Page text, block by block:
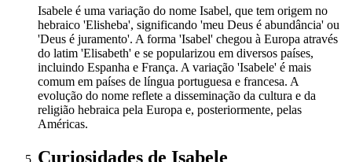
Isabele é uma variação do nome Isabel, que tem origem no
hebraico 'Elisheba', significando 'meu Deus é abundância' ou
'Deus é juramento'. A forma 'Isabel' chegou à Europa através
do latim 'Elisabeth' e se popularizou em diversos países,
incluindo Espanha e França. A variação 'Isabele' é mais
comum em países de língua portuguesa e francesa. A
evolução do nome reflete a disseminação da cultura e da
religião hebraica pela Europa e, posteriormente, pelas
Américas.
Curiosidades de Isabele